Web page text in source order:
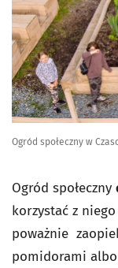
Ogród społeczny w
Ogród społeczny
korzystać z
poważnie
pomidorami